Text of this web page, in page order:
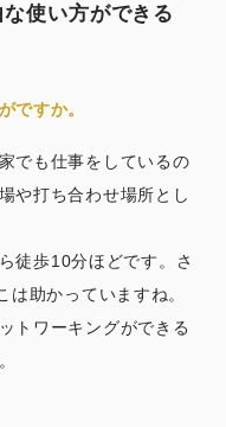
使い方ができる
ですか。
でも仕事をしているの
や打ち合わせ場所とし
徒歩10分ほどです。さ
助かっていますね。
トワーキングができる